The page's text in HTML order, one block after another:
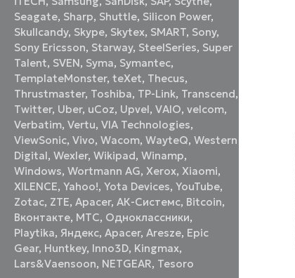
Seagate, Sharp, Shuttle, Silicon Power,
Skullcandy, Skype, Skytex, SMART, Sony,
Sony Ericsson, Starway, SteelSeries, Super
Talent, SVEN, Syma, Symantec,
TemplateMonster,teXet, Thecus,
Thrustmaster, Toshiba, TP-Link, Transcend,
Twitter, Uber, uCoz, Upvel,VAIO,velcom,
Verbatim,Vertu,VIA Technologies,
ViewSonic,Vivo,Wacom,WayteQ,Western
Digital,Wexler,Wikipad,Winamp,
Windows,Wortmann AG,Xerox,Xiaomi,
XILENCE,Yahoo!,Yota Devices,YouTube,
Zotac, ZTE,Аpacer,АК-Системс, Вitcoin,
Вконтакте, МТС, Одноклассники,
Playtika, Яндекс,Apacer,Aresze, Epic
Gear, Huntkey, Inno3D, Kingmax,
Lars&Vaensoon, NETGEAR, Tesoro